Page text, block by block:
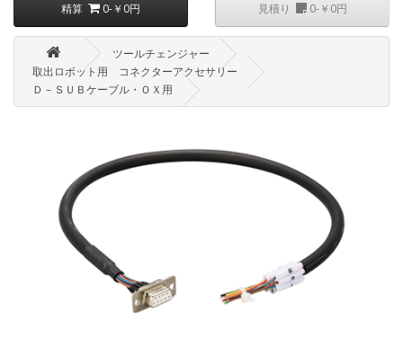
精算 0-￥0円 見積り 0-￥0円
ツールチェンジャー
取出ロボット用 コネクターアクセサリー
Ｄ－ＳＵＢケーブル・ＯＸ用